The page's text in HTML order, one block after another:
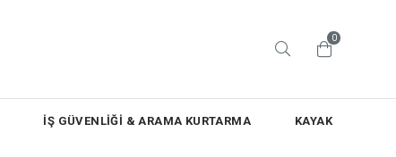
0
İŞ GÜVENLİĞİ & ARAMA KURTARMA KAYAK